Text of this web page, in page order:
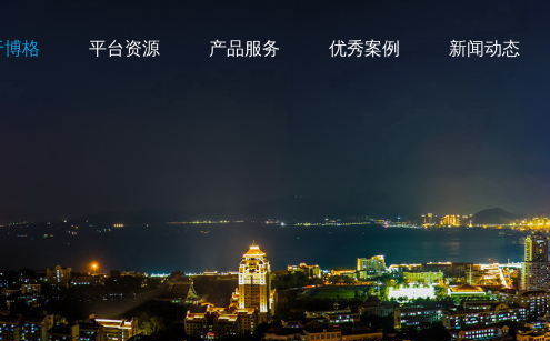
格 平台资源 产品服务 优秀案例 新闻动态